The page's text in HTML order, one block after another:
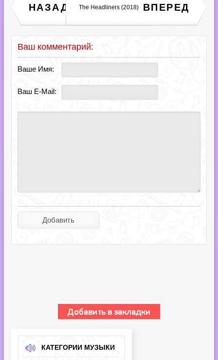
НАЗАД
Шальной шансон в дорогу
(2018)
ВПЕРЕД
The Headliners (2018)
Ваш комментарий:
Ваше Имя:
Ваш E-Mail:
КАТЕГОРИИ МУЗЫКИ